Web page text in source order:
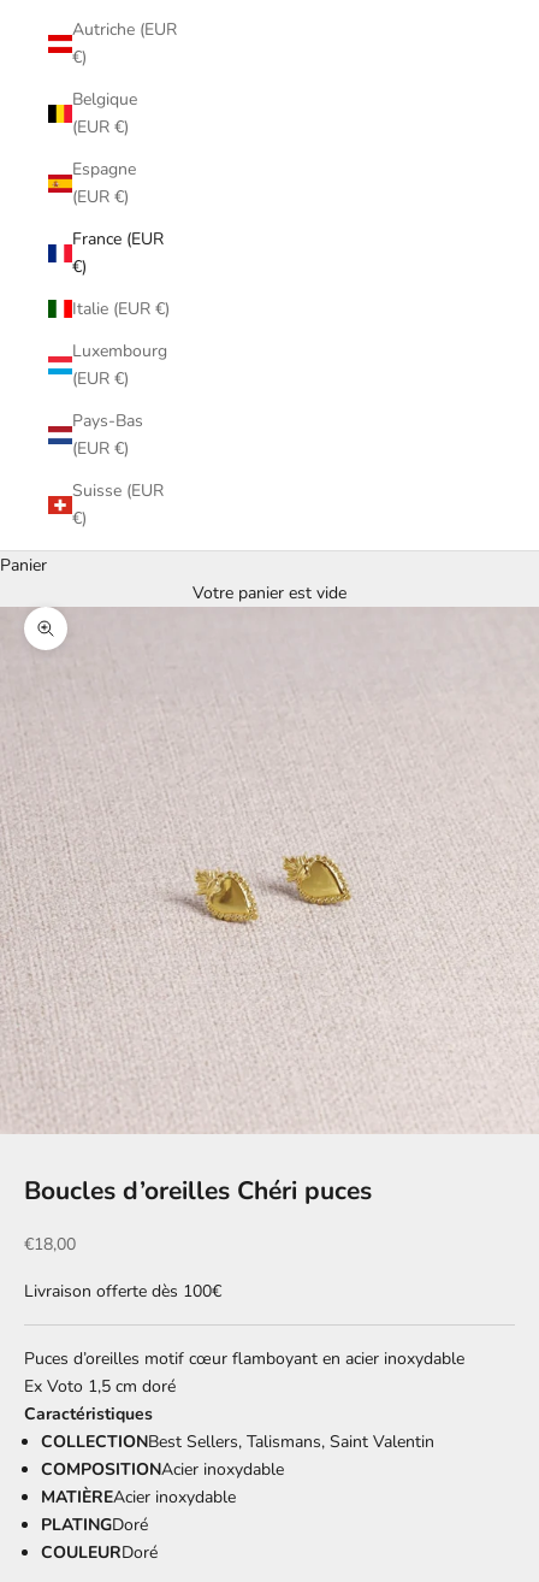
Autriche (EUR
€)
Belgique
(EUR €)
Espagne
(EUR €)
France (EUR
€)
Italie (EUR €)
Luxembourg
(EUR €)
Pays-Bas
(EUR €)
Suisse (EUR
€)
Panier
Votre panier est vide
Zoomer sur l'image
Boucles d’oreilles Chéri puces
Prix de vente
€18,00
Livraison offerte dès 100€
Puces d’oreilles motif cœur flamboyant en acier inoxydable
Ex Voto 1,5 cm doré
Caractéristiques
COLLECTIONBest Sellers, Talismans, Saint Valentin
COMPOSITIONAcier inoxydable
MATIÈREAcier inoxydable
PLATINGDoré
COULEURDoré